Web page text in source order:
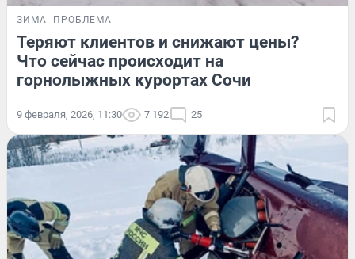
ЗИМА ПРОБЛЕМА
Теряют клиентов и снижают цены?
Что сейчас происходит на
горнолыжных курортах Сочи
9 февраля, 2026, 11:30 7 192 25